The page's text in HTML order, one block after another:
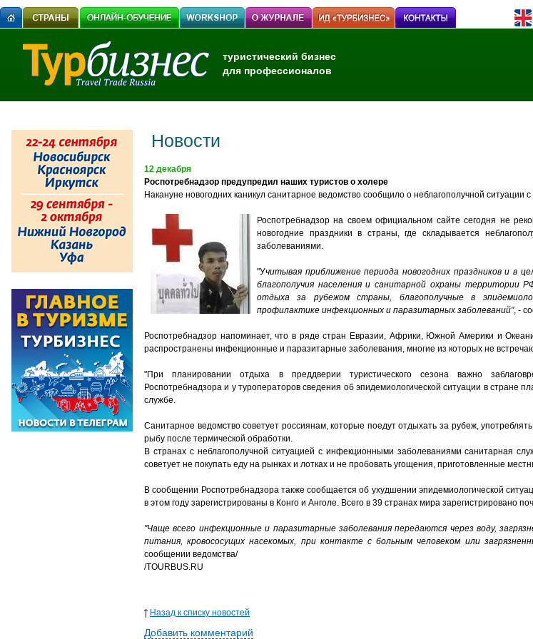
туристический бизнес
для профессионалов
Новости
12 декабря
Роспотребнадзор предупредил наших туристов о холере
Накануне новогодних каникул санитарное ведомство сообщило о неблагополучной ситуации
Роспотребнадзор на своем официальном сайте сегодня не
новогодние праздники в страны, где складывается
заболеваниями.
"Учитывая приближение периода новогодних праздников и в
благополучия населения и санитарной охраны территории
отдыха за рубежом страны, благополучные в
профилактике инфекционных и паразитарных заболеваний", -
Роспотребнадзор напоминает, что в ряде стран Евразии, Африки, Южной Америки и
распространены инфекционные и паразитарные заболевания, многие из которых не
"При планировании отдыха в преддверии туристического сезона важно
Роспотребнадзора и у туроператоров сведения об эпидемиологической ситуации в стране
службе.
Санитарное ведомство советует россиянам, которые поедут отдыхать за рубеж,
рыбу после термической обработки.
В странах с неблагополучной ситуацией с инфекционными заболеваниями санитарная
советует не покупать еду на рынках и лотках и не пробовать угощения, приготовленные
В сообщении Роспотребнадзора также сообщается об ухудшении эпидемиологической
в этом году зарегистрированы в Конго и Анголе. Всего в 39 странах мира зарегистрировано
"Чаще всего инфекционные и паразитарные заболевания передаются через воду,
питания, кровососущих насекомых, при контакте с больным человеком или
сообщении ведомства/
/TOURBUS.RU
Назад к списку новостей
Добавить комментарий